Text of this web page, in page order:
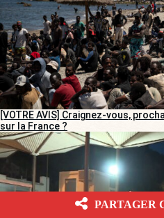
[VOTRE AVIS] Craignez-vous,
sur la France ?
PARTAGER